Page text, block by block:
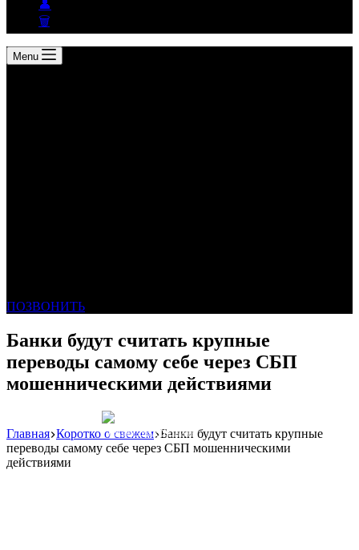
👤
🗑
Menu
ПОЗВОНИТЬ
Банки будут считать крупные
переводы самому себе через СБП
мошенническими действиями
Реклама: WeLANS облако
Главная Коротко о свежем Банки будут считать крупные
переводы самому себе через СБП мошенническими
действиями